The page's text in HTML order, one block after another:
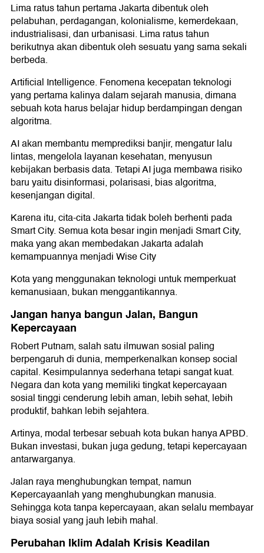
Lima ratus tahun pertama Jakarta dibentuk oleh
pelabuhan, perdagangan, kolonialisme, kemerdekaan,
industrialisasi, dan urbanisasi. Lima ratus tahun
berikutnya akan dibentuk oleh sesuatu yang sama sekali
berbeda.
Artificial Intelligence. Fenomena kecepatan teknologi
yang pertama kalinya dalam sejarah manusia, dimana
sebuah kota harus belajar hidup berdampingan dengan
algoritma.
AI akan membantu memprediksi banjir, mengatur lalu
lintas, mengelola layanan kesehatan, menyusun
kebijakan berbasis data. Tetapi AI juga membawa risiko
baru yaitu disinformasi, polarisasi, bias algoritma,
kesenjangan digital.
Karena itu, cita-cita Jakarta tidak boleh berhenti pada
Smart City. Semua kota besar ingin menjadi Smart City,
maka yang akan membedakan Jakarta adalah
kemampuannya menjadi Wise City
Kota yang menggunakan teknologi untuk memperkuat
kemanusiaan, bukan menggantikannya.
Jangan hanya bangun Jalan, Bangun
Kepercayaan
Robert Putnam, salah satu ilmuwan sosial paling
berpengaruh di dunia, memperkenalkan konsep social
capital. Kesimpulannya sederhana tetapi sangat kuat.
Negara dan kota yang memiliki tingkat kepercayaan
sosial tinggi cenderung lebih aman, lebih sehat, lebih
produktif, bahkan lebih sejahtera.
Artinya, modal terbesar sebuah kota bukan hanya APBD.
Bukan investasi, bukan juga gedung, tetapi kepercayaan
antarwarganya.
Jalan raya menghubungkan tempat, namun
Kepercayaanlah yang menghubungkan manusia.
Sehingga kota tanpa kepercayaan, akan selalu membayar
biaya sosial yang jauh lebih mahal.
Perubahan Iklim Adalah Krisis Keadilan